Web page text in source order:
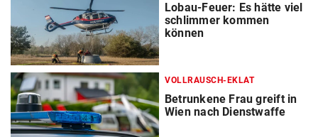
Lobau-Feuer: Es hätte viel
schlimmer kommen
können
VOLLRAUSCH-EKLAT
Betrunkene Frau greift in
Wien nach Dienstwaffe